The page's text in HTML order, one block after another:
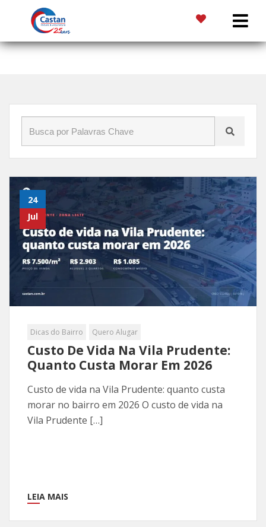
»Blog»Apartamento
24
Jul
Dicas do Bairro Quero Alugar
Custo De Vida Na Vila Prudente:
Quanto Custa Morar Em 2026
Custo de vida na Vila Prudente: quanto custa
morar no bairro em 2026 O custo de vida na
Vila Prudente […]
LEIA MAIS